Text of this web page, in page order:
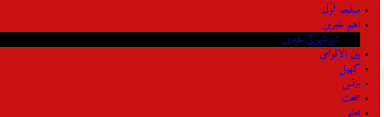
صفحہ اوّل
اہم خبریں
شہرشہرکی خبریں
بین الاقوامی
کھیل
بزنس
صحت
تعلیم